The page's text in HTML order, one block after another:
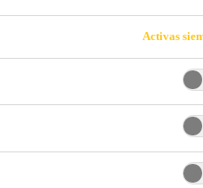
Activas